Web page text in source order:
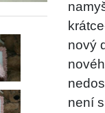
nový
není